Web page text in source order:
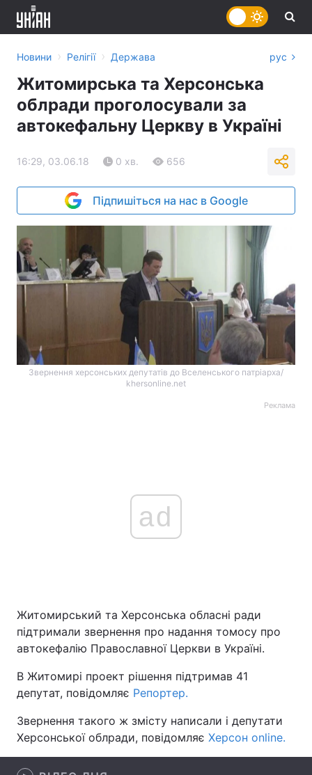
Головна Війна
Економіка Світ
Новини › Релігії › Держава рус
Житомирська та Херсонська
облради проголосували за
автокефальну Церкву в Україні
16:29, 03.06.18 0 хв. 656
Підпишіться на нас в Google
Звернення херсонських депутатів до Вселенського патріарха/
khersonline.net
Реклама
ad
Житомирський та Херсонська обласні ради
підтримали звернення про надання томосу про
автокефалію Православної Церкви в Україні.
В Житомирі проект рішення підтримав 41
депутат, повідомляє Репортер.
Звернення такого ж змісту написали і депутати
Херсонської облради, повідомляє Херсон online.